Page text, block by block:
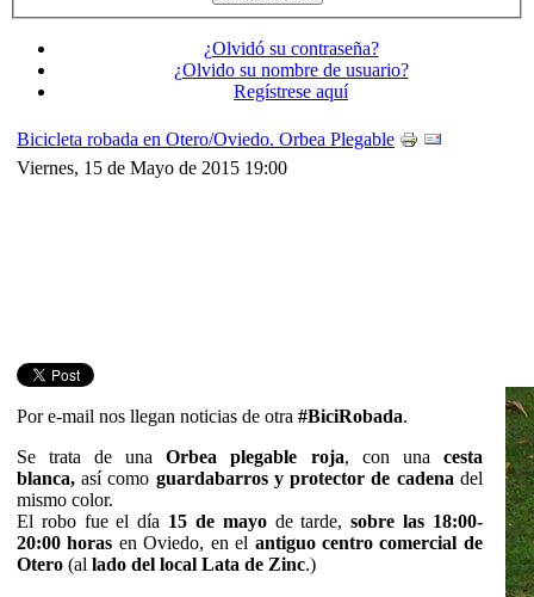
¿Olvidó su contraseña?
¿Olvido su nombre de usuario?
Regístrese aquí
Bicicleta robada en Otero/Oviedo. Orbea Plegable
Viernes, 15 de Mayo de 2015 19:00
Por e-mail nos llegan noticias de otra #BiciRobada.
Se trata de unaOrbea plegable roja, con una cesta
blanca,así como guardabarros y protector de cadena del
mismo color.
El robo fue el día 15 de mayode tarde,sobre las 18:00-
20:00 horas en Oviedo, en el antiguo centro comercial de
Otero (al lado del local Lata de Zinc.)